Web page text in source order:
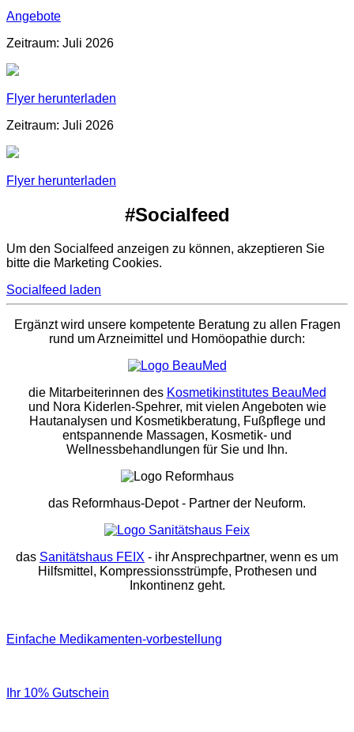
Angebote
Zeitraum: Juli 2026
Flyer herunterladen
Zeitraum: Juli 2026
Flyer herunterladen
#Socialfeed
Um den Socialfeed anzeigen zu können, akzeptieren Sie
bitte die Marketing Cookies.
Socialfeed laden
Ergänzt wird unsere kompetente Beratung zu allen Fragen
rund um Arzneimittel und Homöopathie durch:
die Mitarbeiterinnen des Kosmetikinstitutes BeauMed
und Nora Kiderlen-Spehrer, mit vielen Angeboten wie
Hautanalysen und Kosmetikberatung, Fußpflege und
entspannende Massagen, Kosmetik- und
Wellnessbehandlungen für Sie und Ihn.
das Reformhaus-Depot- Partner der Neuform.
das Sanitätshaus FEIX - ihr Ansprechpartner, wenn es um
Hilfsmittel, Kompressionsstrümpfe, Prothesen und
Inkontinenz geht.
Einfache Medikamenten-vorbestellung
Ihr 10% Gutschein